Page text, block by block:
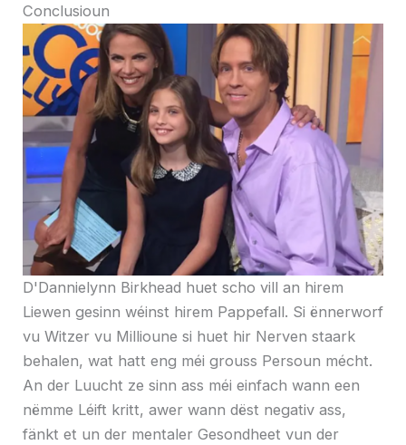
Conclusioun
D'Dannielynn Birkhead huet scho vill an hirem
Liewen gesinn wéinst hirem Pappefall. Si ënnerworf
vu Witzer vu Millioune si huet hir Nerven staark
behalen, wat hatt eng méi grouss Persoun mécht.
An der Luucht ze sinn ass méi einfach wann een
nëmme Léift kritt, awer wann dëst negativ ass,
fänkt et un der mentaler Gesondheet vun der